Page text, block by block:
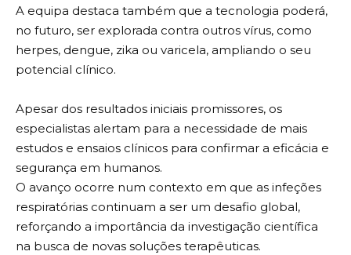
A equipa destaca também que a tecnologia poderá,
no futuro, ser explorada contra outros vírus, como
herpes, dengue, zika ou varicela, ampliando o seu
potencial clínico.
Apesar dos resultados iniciais promissores, os
especialistas alertam para a necessidade de mais
estudos e ensaios clínicos para confirmar a eficácia e
segurança em humanos.
O avanço ocorre num contexto em que as infeções
respiratórias continuam a ser um desafio global,
reforçando a importância da investigação científica
na busca de novas soluções terapêuticas.